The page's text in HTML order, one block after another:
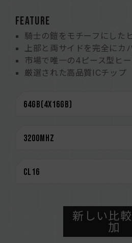
FEATURE
騎士の鎧をモチーフにした
上部と両サイドを完全にカ
市場で唯一の4ピース型ヒ
厳選された高品質ICチップ
ロジをサポート
「 互換性チェック
」ページ
メモリの最大動作周波数は
定、マザーボード、および
決まります。
新しい比
加